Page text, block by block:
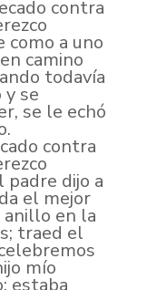
contra
a uno
camino
todavía
y se
se le echó
contra
padre dijo a
el mejor
en la
traed el
mío